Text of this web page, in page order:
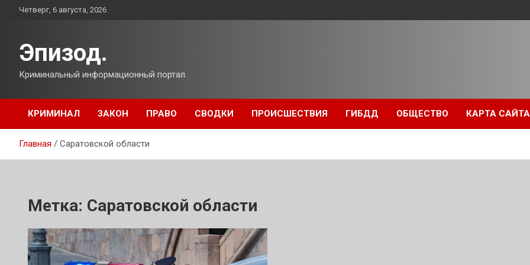
ПерейтиЧетверг, 6 августа, 2026
Эпизод.
Криминальный информационный портал.
КРИМИНАЛ ЗАКОН ПРАВО СВОДКИ ПРОИСШЕСТВИЯ ГИБДД ОБЩЕСТВО КАРТА САЙТА
Главная Саратовской области
Метка: Саратовской области